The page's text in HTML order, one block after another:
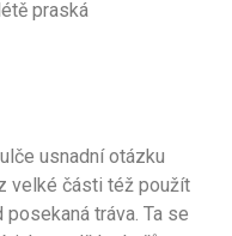
praská
usnadní otázku
velké části též použít
tráva. Ta se